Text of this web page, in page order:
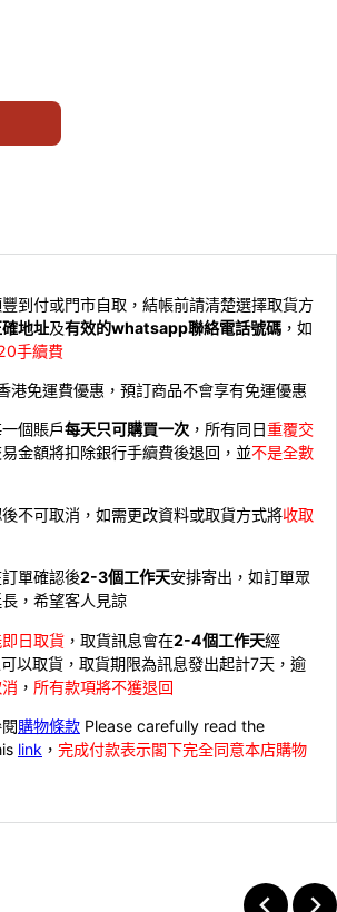
到付或門市自取，結帳前請清楚選擇取貨方
確地址及有效的whatsapp聯絡電話號碼 ，如
手續費
港免運費優惠，預訂商品不會享有免運優惠
個賬戶每天只可購買一次 ，所有同日重覆交
易金額將扣除銀行手續費後退回，並不是全數
不可取消，如需更改資料或取貨方式將收取
單確認後2-3個工作天安排寄出，如訂單眾
，希望客人見諒
日取貨 ，取貨訊息會在2-4個工作天經
以取貨，取貨期限為訊息發出起計7天，逾
， 所有款項將不獲退回
購物條款 Please carefully read the
link ， 完成付款表示閣下完全同意本店購物